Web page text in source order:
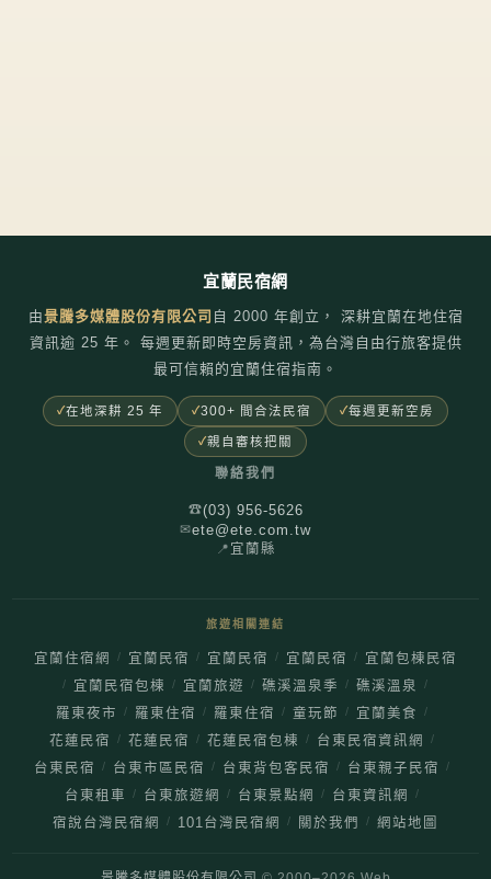
宜蘭民宿網
由景騰多媒體股份有限公司 自 2000 年創立， 深耕宜蘭在地住宿
資訊逾 25 年。 每週更新即時空房資訊，為台灣自由行旅客提供
最可信賴的宜蘭住宿指南。
在地深耕 25 年 300+ 間合法民宿 每週更新空房
親自審核把關
聯絡我們
☎(03) 956-5626
✉ete@ete.com.tw
📍 宜蘭縣
旅遊相關連結
宜蘭住宿網 / 宜蘭民宿 / 宜蘭民宿 / 宜蘭民宿 / 宜蘭包棟民宿
/ 宜蘭民宿包棟 / 宜蘭旅遊 / 礁溪溫泉季 / 礁溪溫泉 /
羅東夜市 / 羅東住宿 / 羅東住宿 / 童玩節 / 宜蘭美食 /
花蓮民宿 / 花蓮民宿 / 花蓮民宿包棟 / 台東民宿資訊網 /
台東民宿 / 台東市區民宿 / 台東背包客民宿 / 台東親子民宿 /
台東租車 / 台東旅遊網 / 台東景點網 / 台東資訊網 /
宿說台灣民宿網 / 101台灣民宿網 / 關於我們 / 網站地圖